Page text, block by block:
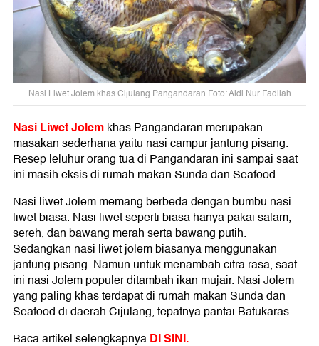
Nasi Liwet Jolem khas Cijulang Pangandaran Foto: Aldi Nur Fadilah
Nasi Liwet Jolemkhas Pangandaran merupakan
masakan sederhana yaitu nasi campur jantung pisang.
Resep leluhur orang tua di Pangandaran ini sampai saat
ini masih eksis di rumah makan Sunda dan Seafood.
Nasi liwet Jolem memang berbeda dengan bumbu nasi
liwet biasa. Nasi liwet seperti biasa hanya pakai salam,
sereh, dan bawang merah serta bawang putih.
Sedangkan nasi liwet jolem biasanya menggunakan
jantung pisang. Namun untuk menambah citra rasa, saat
ini nasi Jolem populer ditambah ikan mujair. Nasi Jolem
yang paling khas terdapat di rumah makan Sunda dan
Seafood di daerah Cijulang, tepatnya pantai Batukaras.
Baca artikel selengkapnyaDI SINI.